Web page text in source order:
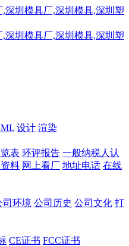
设计 渲染
表 环评报告 一般纳税人认
料 网上看厂 地址电话 在线
司环境 公司历史 公司文化 打
CE证书 FCC证书